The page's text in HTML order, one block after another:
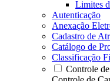
Limites
Autenticação
Anexação
Cadastro de
Catálogo de
Classificação
Controle